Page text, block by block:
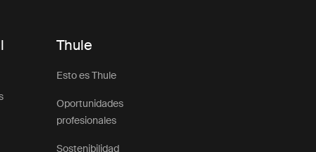
Thule
Esto es Thule
Oportunidades
profesionales
Sostenibilidad